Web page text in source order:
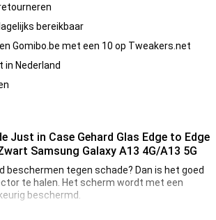
bereikbaar
Gomibo.be met een 10 op Tweakers.net
in Nederland
Just in Case Gehard Glas Edge to Edge
Samsung Galaxy A13 4G/A13 5G
beschermen tegen schade? Dan is het goed
te halen. Het scherm wordt met een
beschermd.